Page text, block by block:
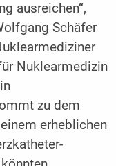
ausreichen“,
Schäfer
Nuklearmedizin
zu dem
erheblichen